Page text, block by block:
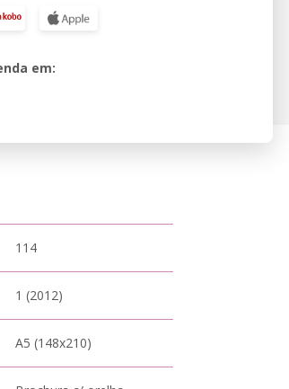
em:
114
1 (2012)
A5 (148x210)